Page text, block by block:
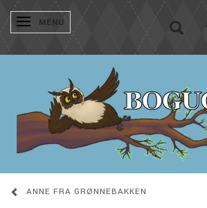
SKIFTE NAVIGATION
MENU
ANNE FRA GRØNNEBAKKEN